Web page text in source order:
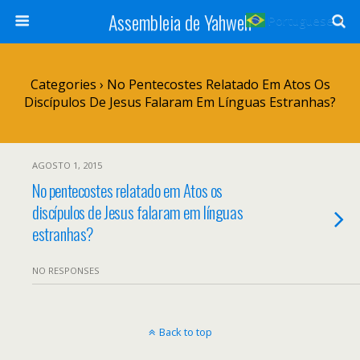
Assembleia de Yahweh
Categories › No Pentecostes Relatado Em Atos Os
Discípulos De Jesus Falaram Em Línguas Estranhas?
AGOSTO 1, 2015
No pentecostes relatado em Atos os
discípulos de Jesus falaram em línguas
estranhas?
NO RESPONSES
Back to top
Portuguese ▼